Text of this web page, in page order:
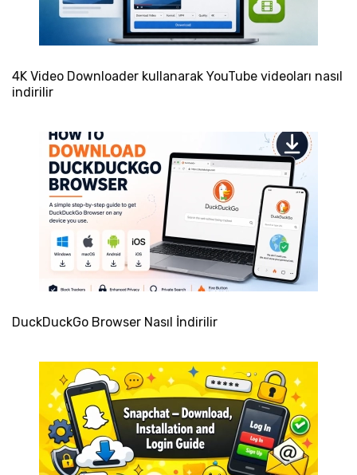
4K Video Downloader kullanarak YouTube videoları nasıl
indirilir
DuckDuckGo Browser Nasıl İndirilir